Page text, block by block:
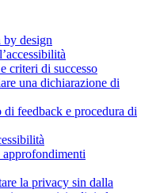
by design
criteri di successo
una dichiarazione di
di feedback e procedura di
la privacy sin dalla